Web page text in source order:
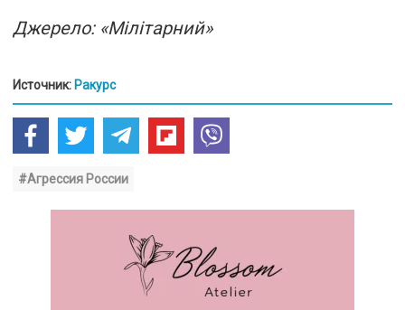
Джерело: «Мілітарний»
Источник: Ракурс
#Агрессия России